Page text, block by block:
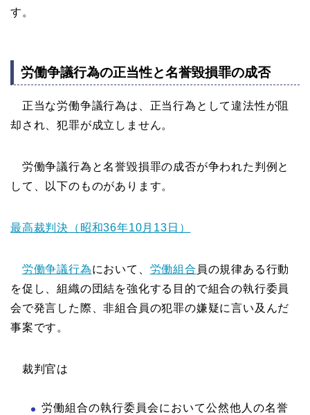
す。
労働争議行為の正当性と名誉毀損罪の成否
正当な労働争議行為は、正当行為として違法性が阻
却され、犯罪が成立しません。
労働争議行為と名誉毀損罪の成否が争われた判例と
して、以下のものがあります。
最高裁判決（昭和36年10月13日）
労働争議行為において、 労働組合 員の規律ある行動
を促し、組織の団結を強化する目的で組合の執行委員
会で発言した際、非組合員の犯罪の嫌疑に言い及んだ
事案です。
裁判官は
労働組合の執行委員会において公然他人の名誉